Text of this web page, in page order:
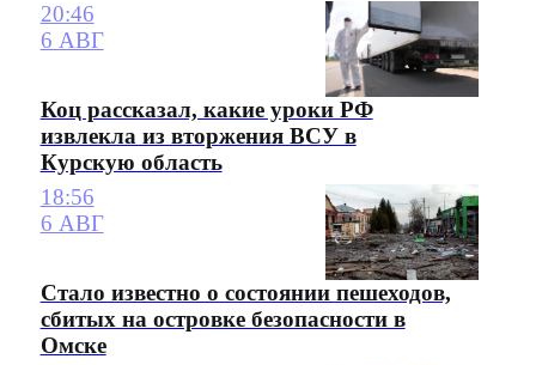
20:46
6 АВГ
Коц рассказал, какие уроки РФ
извлекла из вторжения ВСУ в
Курскую область
18:56
6 АВГ
Стало известно о состоянии пешеходов,
сбитых на островке безопасности в
Омске